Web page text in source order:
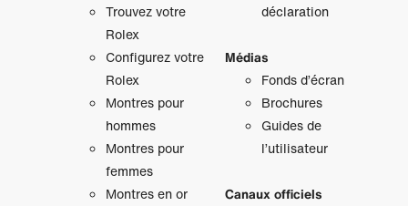
Trouvez votre
Rolex
Configurez votre
Rolex
Montres pour
hommes
Montres pour
femmes
Montres en or
déclaration
Médias
Fonds d’écran
Brochures
Guides de
l’utilisateur
Canaux officiels